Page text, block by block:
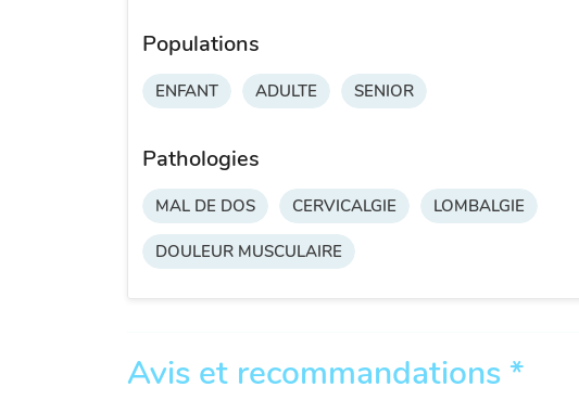
Populations
ENFANT ADULTE SENIOR
Pathologies
MAL DE DOS CERVICALGIE LOMBALGIE
DOULEUR MUSCULAIRE
Avis et recommandations *